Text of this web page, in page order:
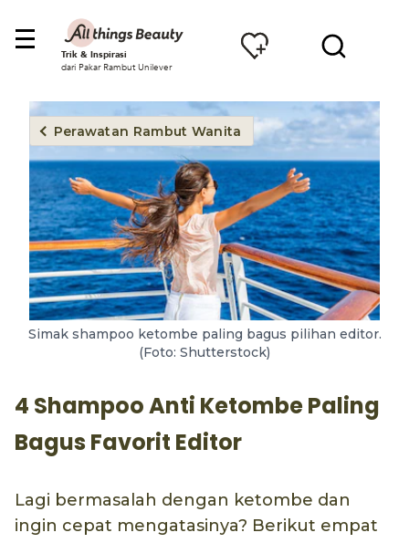
Trik & Inspirasi
dari Pakar Rambut Unilever
Perawatan Rambut Wanita
Simak shampoo ketombe paling bagus pilihan editor.
(Foto: Shutterstock)
4 Shampoo Anti Ketombe Paling
Bagus Favorit Editor
Lagi bermasalah dengan ketombe dan
ingin cepat mengatasinya? Berikut empat